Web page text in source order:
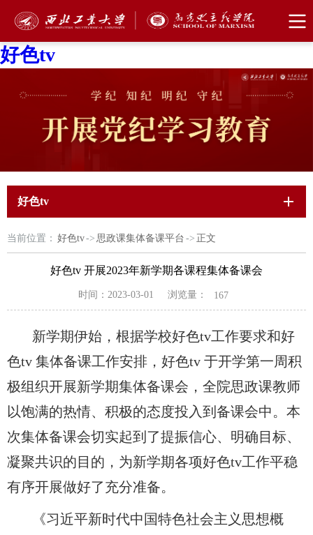
好色tv
好色tv
当前位置： 好色tv-> 思政课集体备课平台 -> 正文
好色tv 开展2023年新学期各课程集体备课会
时间：2023-03-01 浏览量： 167
新学期伊始，根据学校好色tv工作要求和好
色tv 集体备课工作安排，好色tv 于开学第一周积
极组织开展新学期集体备课会，全院思政课教师
以饱满的热情、积极的态度投入到备课会中。本
次集体备课会切实起到了提振信心、明确目标、
凝聚共识的目的，为新学期各项好色tv工作平稳
有序开展做好了充分准备。
《习近平新时代中国特色社会主义思想概